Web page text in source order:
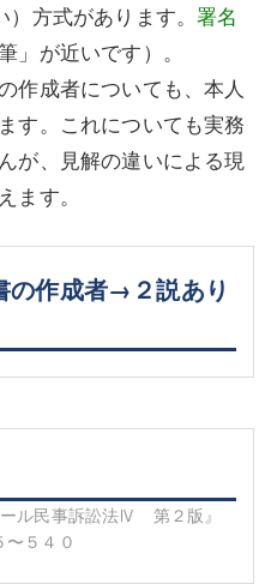
）方式があります。署名
」が近いです）。
作成者についても、本人
す。これについても実務
が、見解の違いによる現
ます。
の作成者→２説あり
ル民事訴訟法Ⅳ 第２版』
５４０